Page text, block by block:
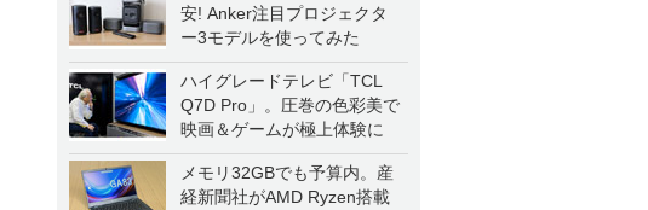
安! Anker注目プロジェクタ
ー3モデルを使ってみた
ハイグレードテレビ「TCL
Q7D Pro」。圧巻の色彩美で
映画＆ゲームが極上体験に
メモリ32GBでも予算内。産
経新聞社がAMD Ryzen搭載